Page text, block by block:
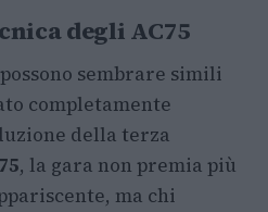
degli AC75
sembrare simili
completamente
della terza
, la gara non premia più
ma chi